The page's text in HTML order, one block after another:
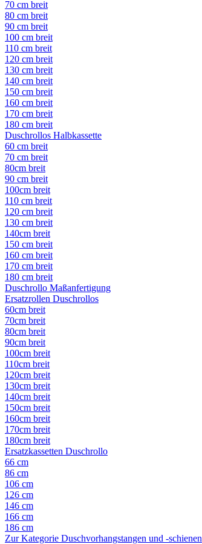
70 cm breit
80 cm breit
90 cm breit
100 cm breit
110 cm breit
120 cm breit
130 cm breit
140 cm breit
150 cm breit
160 cm breit
170 cm breit
180 cm breit
Duschrollos Halbkassette
60 cm breit
70 cm breit
80cm breit
90 cm breit
100cm breit
110 cm breit
120 cm breit
130 cm breit
140cm breit
150 cm breit
160 cm breit
170 cm breit
180 cm breit
Duschrollo Maßanfertigung
Ersatzrollen Duschrollos
60cm breit
70cm breit
80cm breit
90cm breit
100cm breit
110cm breit
120cm breit
130cm breit
140cm breit
150cm breit
160cm breit
170cm breit
180cm breit
Ersatzkassetten Duschrollo
66 cm
86 cm
106 cm
126 cm
146 cm
166 cm
186 cm
Zur Kategorie Duschvorhangstangen und -schienen